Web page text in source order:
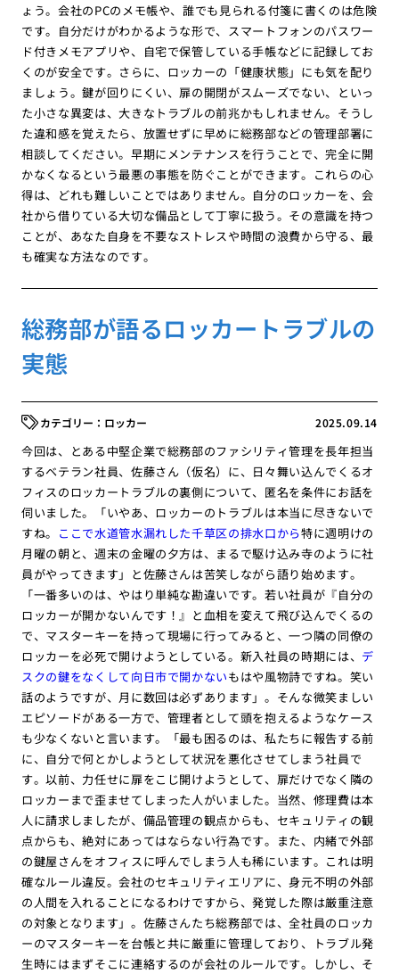
ょう。会社のPCのメモ帳や、誰でも見られる付箋に書くのは危険
です。自分だけがわかるような形で、スマートフォンのパスワー
ド付きメモアプリや、自宅で保管している手帳などに記録してお
くのが安全です。さらに、ロッカーの「健康状態」にも気を配り
ましょう。鍵が回りにくい、扉の開閉がスムーズでない、といっ
た小さな異変は、大きなトラブルの前兆かもしれません。そうし
た違和感を覚えたら、放置せずに早めに総務部などの管理部署に
相談してください。早期にメンテナンスを行うことで、完全に開
かなくなるという最悪の事態を防ぐことができます。これらの心
得は、どれも難しいことではありません。自分のロッカーを、会
社から借りている大切な備品として丁寧に扱う。その意識を持つ
ことが、あなた自身を不要なストレスや時間の浪費から守る、最
も確実な方法なのです。
総務部が語るロッカートラブルの
実態
2025.09.14
ロッカー
今回は、とある中堅企業で総務部のファシリティ管理を長年担当
するベテラン社員、佐藤さん（仮名）に、日々舞い込んでくるオ
フィスのロッカートラブルの裏側について、匿名を条件にお話を
伺いました。「いやあ、ロッカーのトラブルは本当に尽きないで
すね。 ここで水道管水漏れした千草区の排水口から特に週明けの
月曜の朝と、週末の金曜の夕方は、まるで駆け込み寺のように社
員がやってきます」と佐藤さんは苦笑しながら語り始めます。
「一番多いのは、やはり単純な勘違いです。若い社員が『自分の
ロッカーが開かないんです！』と血相を変えて飛び込んでくるの
で、マスターキーを持って現場に行ってみると、一つ隣の同僚の
ロッカーを必死で開けようとしている。新入社員の時期には、 デ
スクの鍵をなくして向日市で開かないもはや風物詩ですね。笑い
話のようですが、月に数回は必ずあります」。そんな微笑ましい
エピソードがある一方で、管理者として頭を抱えるようなケース
も少なくないと言います。「最も困るのは、私たちに報告する前
に、自分で何とかしようとして状況を悪化させてしまう社員で
す。以前、力任せに扉をこじ開けようとして、扉だけでなく隣の
ロッカーまで歪ませてしまった人がいました。当然、修理費は本
人に請求しましたが、備品管理の観点からも、セキュリティの観
点からも、絶対にあってはならない行為です。また、内緒で外部
の鍵屋さんをオフィスに呼んでしまう人も稀にいます。これは明
確なルール違反。会社のセキュリティエリアに、身元不明の外部
の人間を入れることになるわけですから、発覚した際は厳重注意
の対象となります」。佐藤さんたち総務部では、全社員のロッカ
ーのマスターキーを台帳と共に厳重に管理しており、トラブル発
生時にはまずそこに連絡するのが会社のルールです。しかし、そ